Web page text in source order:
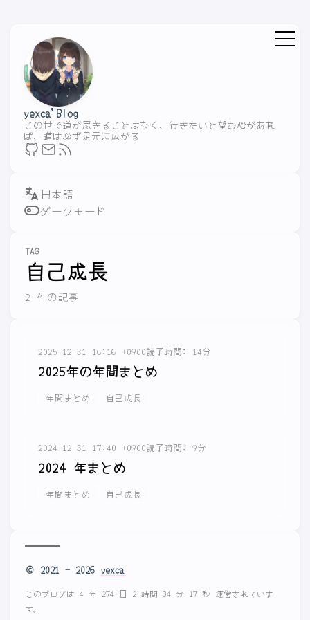
yexca'Blog
この世で道が尽きることはなく、行きたいと望む心があれ
ば、道は必ず足元に広がる
ダークモード
TAG
自己成長
2 件の記事
2025-12-31 16:16 +0900読了時間: 14分
2025年の年間まとめ
年間まとめ 自己成長
2024-12-31 17:40 +0900読了時間: 9分
2024 年まとめ
年間まとめ 自己成長
© 2021 - 2026 yexca
このブログは 4 年 274 日 2 時間 34 分 17 秒 運営されていま
す。